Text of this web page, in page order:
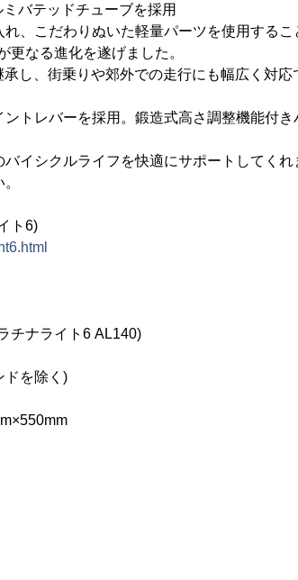
バテッドチューブを採用
、こだわりぬいた軽量パーツを使用するこ
なる進化を遂げました。
し、街乗りや郊外での走行にも幅広く対応
トレバーを採用。鍛造式高さ調整機能付き
イシクルライフを快適にサポートしてくれ
ト6)
ナライト6 AL140)
を除く)